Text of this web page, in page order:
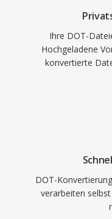
Ihre DOT-
Hochgeladene
konvertierte
DOT-
verarbeiten